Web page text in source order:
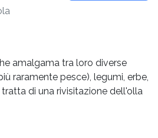
amalgama tra loro diverse
raramente pesce), legumi, erbe,
tratta di una rivisitazione dell'olla